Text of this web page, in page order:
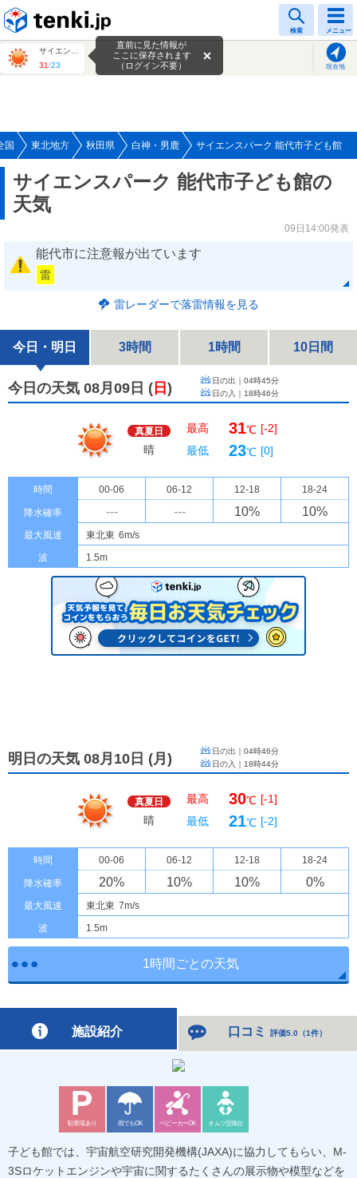
検索 メニュー
31/23 現在地
直前に見た情報が
ここに保存されます
（ログイン不要）
国 東北地方 秋田県 白神・男鹿 サイエンスパーク 能代市子ども館
サイエンスパーク 能代市子ども館の
天気
09日14:00発表
能代市に注意報が出ています
雷
雷レーダーで落雷情報を見る
今日・明日 3時間 1時間 10日間
今日の天気 08月09日 ( 日 ) 日の出｜ 04時45分
日の入｜ 18時46分
真夏日
晴
最高 31℃ [-2]
最低
23℃ [0]
時間 00-06 06-12 12-18 18-24
降水確率 --- --- 10% 10%
最大風速 東北東 6m/s
波
1.5m
明日の天気 08月10日 (月 ) 日の出｜ 04時46分
日の入｜ 18時44分
真夏日
晴
最高 30℃ [-1]
最低
21℃ [-2]
時間 00-06 06-12 12-18 18-24
降水確率 20% 10% 10% 0%
最大風速 東北東 7m/s
波
1.5m
1時間ごとの天気
施設紹介 口コミ 評価5.0 （1件）
駐車場あり 雨でもOK ベビーカーOK オムツ交換台
子ども館では、宇宙航空研究開発機構(JAXA)に協力してもらい、M-
3Sロケットエンジンや宇宙に関するたくさんの展示物や模型などを